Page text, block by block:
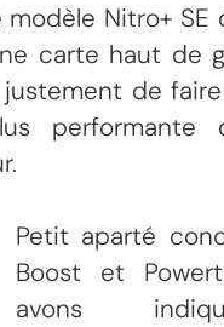
Nitro+ SE
carte haut de
de
performante
Petit aparté
Boost et
avons